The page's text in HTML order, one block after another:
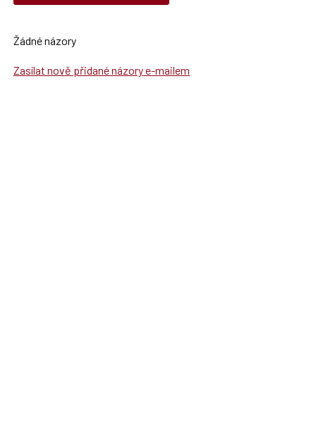
Žádné názory
Zasílat nově přidané názory e-mailem